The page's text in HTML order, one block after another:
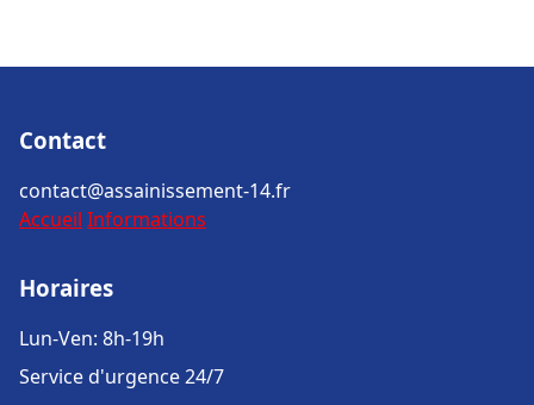
Contact
contact@assainissement-14.fr
Accueil Informations
Horaires
Lun-Ven: 8h-19h
Service d'urgence 24/7